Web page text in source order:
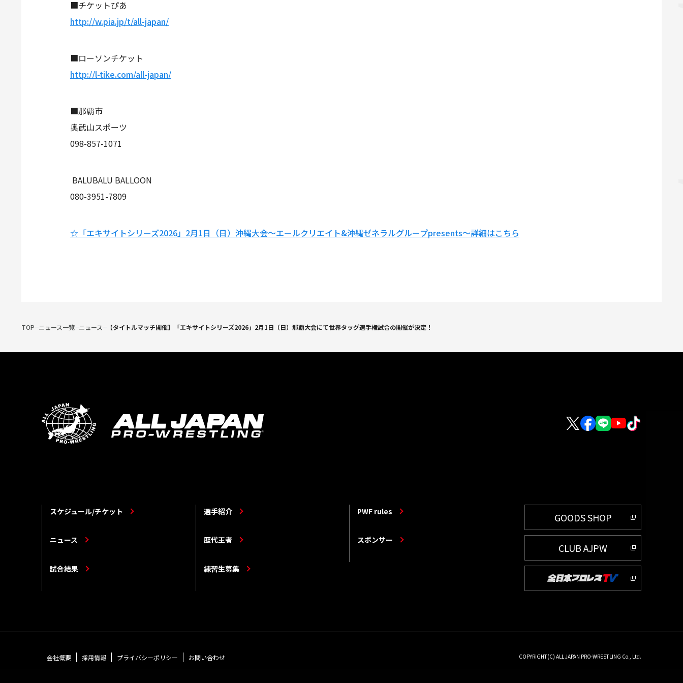
■チケットぴあ
http://w.pia.jp/t/all-japan/
■ローソンチケット
http://l-tike.com/all-japan/
■那覇市
奥武山スポーツ
098-857-1071
BALUBALU BALLOON
080-3951-7809
☆「エキサイトシリーズ2026」2月1日（日）沖縄大会～エールクリエイト&沖縄ゼネラルグループpresents～詳細はこちら
TOP ニュース一覧 ニュース 【タイトルマッチ開催】「エキサイトシリーズ2026」2月1日（日）那覇大会にて世界タッグ選手権試合の開催が決定！
スケジュール/チケット 選手紹介 PWF rules
ニュース 歴代王者 スポンサー
試合結果 練習生募集
GOODS SHOP
CLUB AJPW
会社概要 採用情報 プライバシーポリシー お問い合わせ COPYRIGHT(C) ALL JAPAN PRO-WRESTLING Co., Ltd.